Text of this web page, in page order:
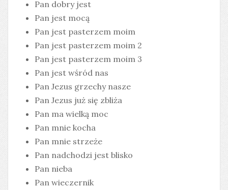
Pan dobry jest
Pan jest mocą
Pan jest pasterzem moim
Pan jest pasterzem moim 2
Pan jest pasterzem moim 3
Pan jest wśród nas
Pan Jezus grzechy nasze
Pan Jezus już się zbliża
Pan ma wielką moc
Pan mnie kocha
Pan mnie strzeże
Pan nadchodzi jest blisko
Pan nieba
Pan wieczernik